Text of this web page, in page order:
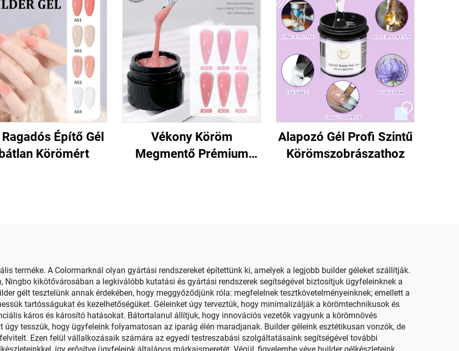
Építő Gél
Körömért
Vékony Köröm
Megmentő Prémium
Alapozó Gél Profi Szintű
Körömszobrászathoz
terméke. A Colormarknál olyan gyártási rendszereket építettünk ki, amelyek a legjobb builder géleket szállítják.
Ningbo kikötővárosában a legkiválóbb kutatási és gyártási rendszerek segítségével biztosítjuk ügyfeleinknek a
gélt tesztelünk annak érdekében, hogy meggyőződjünk róla: megfelelnek tesztkövetelményeinknek; emellett a
tartósságukat és kezelhetőségüket. Géleinket úgy terveztük, hogy minimalizálják a körömtechnikusok és
káros és károsító hatásokat. Bátortalanul állítjuk, hogy innovációs vezetők vagyunk a körömnövés
úgy tesszük, hogy ügyfeleink folyamatosan az iparág élén maradjanak. Builder géleink esztétikusan vonzók, de
Ezen felül vállalkozásaik számára az egyedi testreszabási szolgáltatásaink segítségével további